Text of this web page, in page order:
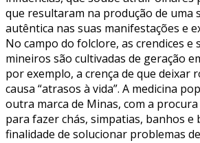
que resultaram na produção de uma
autêntica nas suas manifestações e
No campo do folclore, as crendices e
mineiros são cultivadas de geração
por exemplo, a crença de que deixar
causa “atrasos à vida”. A medicina
outra marca de Minas, com a
para fazer chás, simpatias, banhos e
finalidade de solucionar problemas